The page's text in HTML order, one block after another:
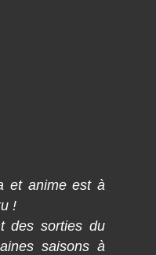
et anime est à
!
des sorties du
saisons à